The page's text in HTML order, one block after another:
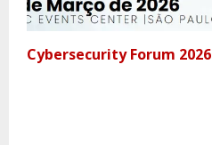
Cybersecurity Forum 2026